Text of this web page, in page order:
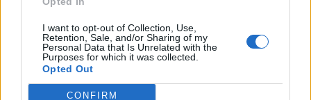
I want to opt-out of Collection, Use,
Retention, Sale, and/or Sharing of my
Personal Data that Is Unrelated with the
Purposes for which it was collected.
Opted Out
CONFIRM
Székely Sport
Liget
Bihari Napló
Erdélyi Napló